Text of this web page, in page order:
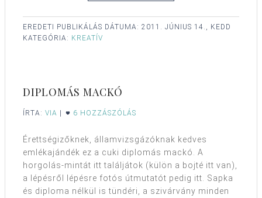
EREDETI PUBLIKÁLÁS DÁTUMA: 2011. JÚNIUS 14., KEDD
KATEGÓRIA: KREATÍV
DIPLOMÁS MACKÓ
ÍRTA: VIA | 6 HOZZÁSZÓLÁS
Érettségizőknek, államvizsgázóknak kedves
emlékajándék ez a cuki diplomás mackó. A
horgolás-mintát itt találjátok (külön a bojté itt van),
a lépésről lépésre fotós útmutatót pedig itt. Sapka
és diploma nélkül is tündéri, a szivárvány minden